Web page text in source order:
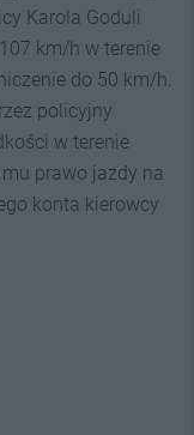
Karola Goduli
km/h w terenie
do 50 km/h.
policyjny
w terenie
prawo jazdy na
konta kierowcy